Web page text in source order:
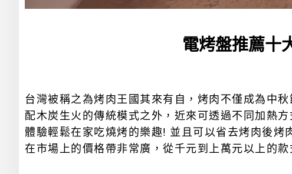
電烤盤推薦十
台灣被稱之為烤肉王國其來有自，烤肉不僅成為中
配木炭生火的傳統模式之外，近來可透過不同加熱方
體驗輕鬆在家吃燒烤的樂趣! 並且可以省去烤肉後
在市場上的價格帶非常廣，從千元到上萬元以上的